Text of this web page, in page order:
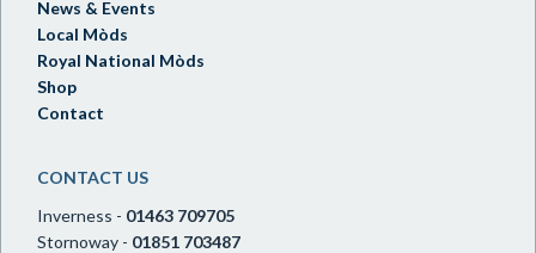
News & Events
Local Mòds
Royal National Mòds
Shop
Contact
CONTACT US
Inverness - 01463 709705
Stornoway - 01851 703487